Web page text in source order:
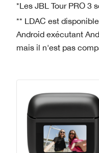
*Les JBL Tour PRO 3
** LDAC est
Android exécutant
mais il n'est pas